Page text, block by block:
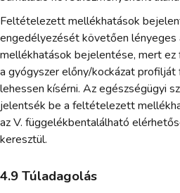
Feltételezett mellékhatások
engedélyezését követően
mellékhatások bejelentése, mert ez
a gyógyszer előny/kockázat
lehessen kísérni. Az egészségügyi
jelentsék be a feltételezett
az V. függelékbentalálható
keresztül.
4.9 Túladagolás